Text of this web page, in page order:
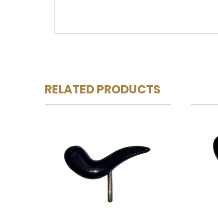
RELATED PRODUCTS